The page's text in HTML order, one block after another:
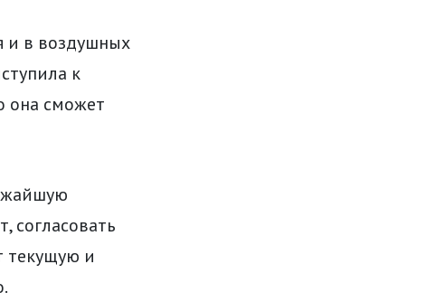
и в воздушных
к
она сможет
согласовать
текущую и